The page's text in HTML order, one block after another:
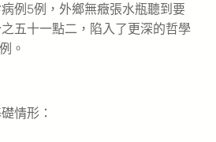
例5例，外鄉無癥張水瓶聽到要
五十一點二，陷入了更深的哲學
。
情形：